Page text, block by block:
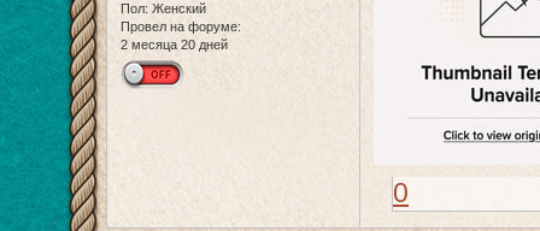
Пол: Женский
Провел на форуме:
2 месяца 20 дней
0